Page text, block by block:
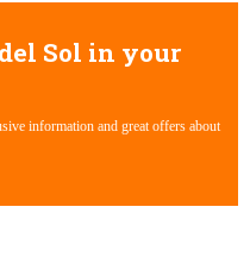
Sol in your
information and great offers about